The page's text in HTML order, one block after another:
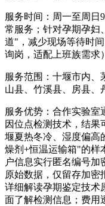
服务时间：周一至周日
常服务；针对孕期孕妇
道"，减少现场等待时
询岗，适配上班族需求）
服务范围：十堰市内、
山县、竹溪县、房县、
服务优势：合作实验室
因位点检测技术，结果
堰夏热冬冷、湿度偏高
燥剂+恒温运输箱"的样
户信息实行匿名编号加
原始数据，仅留存加密
详细解读孕期鉴定技术
面了解检测信息；费用